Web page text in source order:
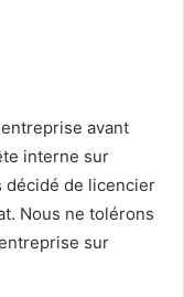
avant
interne sur
décidé de licencier
Nous ne tolérons
sur